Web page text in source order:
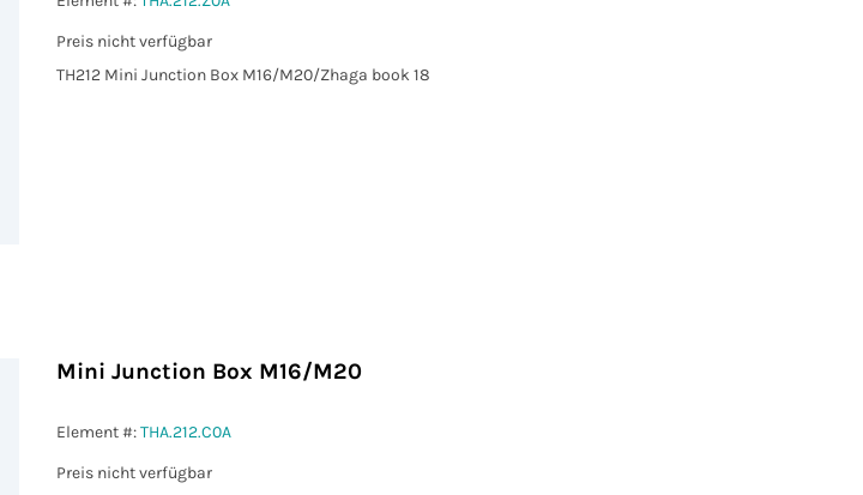
Preis nicht verfügbar
TH212 Mini Junction Box M16/M20/Zhaga book 18
Mini Junction Box M16/M20
Element #:THA.212.C0A
Preis nicht verfügbar